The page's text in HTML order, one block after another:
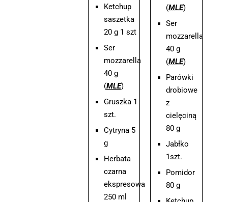
Ketchup
saszetka
20 g 1 szt
Ser
mozzarella
40 g
(MLE)
Gruszka 1
szt.
Cytryna 5
g
Herbata
czarna
ekspresowa
250 ml
(MLE)
Ser
mozzarella
40 g
(MLE)
Parówki
drobiowe
z
cielęciną
80 g
Jabłko
1szt.
Pomidor
80 g